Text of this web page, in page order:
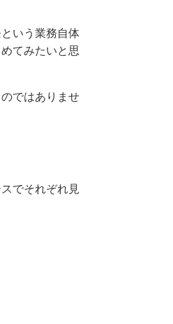
いう業務自体
てみたいと思
ではありませ
でそれぞれ見